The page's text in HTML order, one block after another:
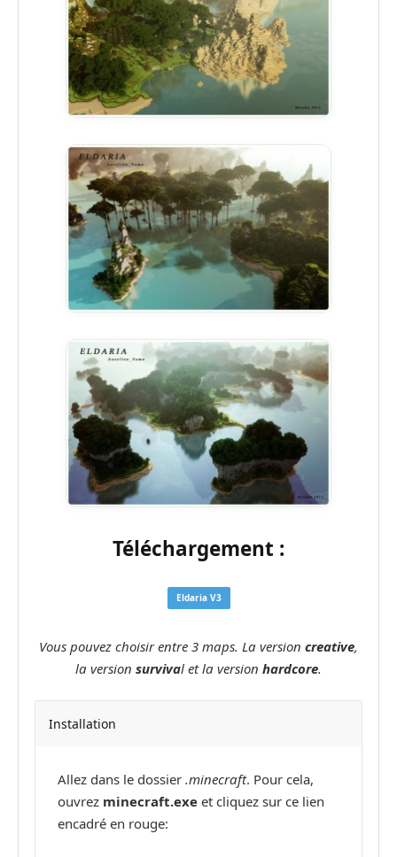
Téléchargement :
Eldaria V3
Vous pouvez choisir entre 3 maps. La version creative,
la version survival et la version hardcore.
Installation
Allez dans le dossier .minecraft. Pour cela,
ouvrez minecraft.exe et cliquez sur ce lien
encadré en rouge: